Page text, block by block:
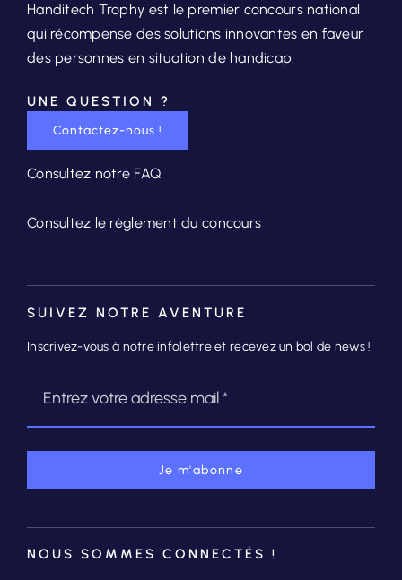
Handitech Trophy est le premier concours national
qui récompense des solutions innovantes en faveur
des personnes en situation de handicap.
UNE QUESTION ?
Contactez-nous !
Consultez notre FAQ
Consultez le règlement du concours
SUIVEZ NOTRE AVENTURE
Inscrivez-vous à notre infolettre et recevez un bol de news !
Je m'abonne
NOUS SOMMES CONNECTÉS !